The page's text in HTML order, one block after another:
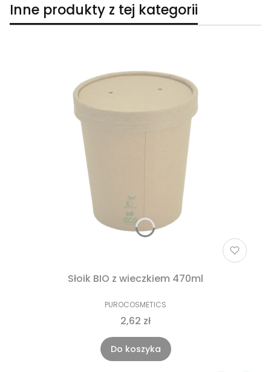
Inne produkty z tej kategorii
Słoik BIO z wieczkiem 470ml
PUROCOSMETICS
2,62 zł
Do koszyka